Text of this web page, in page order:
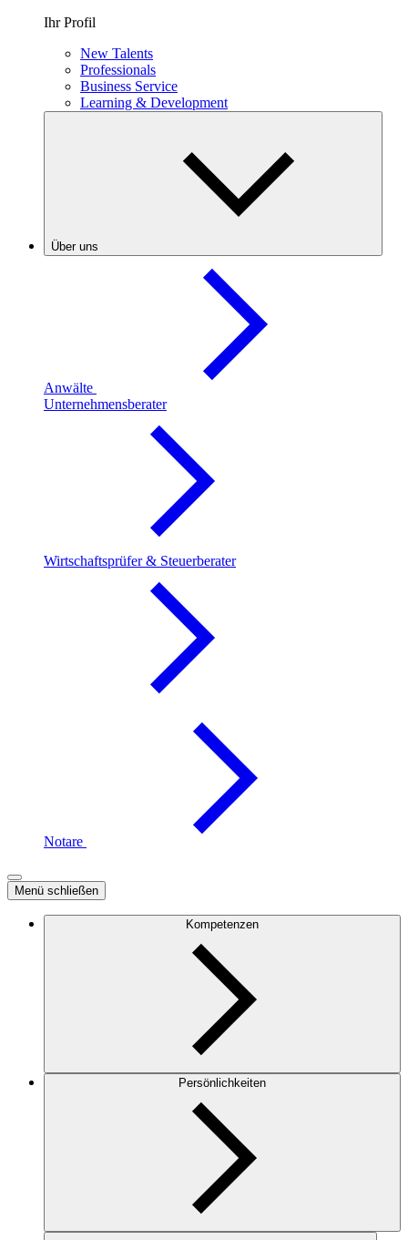
Ihr Profil
New Talents
Professionals
Business Service
Learning & Development
Über uns
Anwälte
Unternehmensberater
Wirtschaftsprüfer & Steuerberater
Notare
Menü schließen
Kompetenzen
Persönlichkeiten